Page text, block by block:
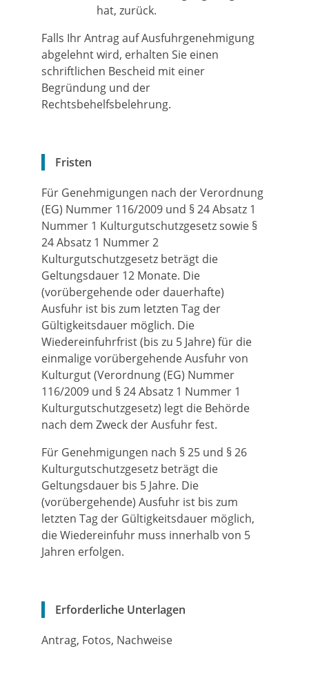
hat, zurück.
Falls Ihr Antrag auf Ausfuhrgenehmigung
abgelehnt wird, erhalten Sie einen
schriftlichen Bescheid mit einer
Begründung und der
Rechtsbehelfsbelehrung.
Fristen
Für Genehmigungen nach der Verordnung
(EG) Nummer 116/2009 und § 24 Absatz 1
Nummer 1 Kulturgutschutzgesetz sowie §
24 Absatz 1 Nummer 2
Kulturgutschutzgesetz beträgt die
Geltungsdauer 12 Monate. Die
(vorübergehende oder dauerhafte)
Ausfuhr ist bis zum letzten Tag der
Gültigkeitsdauer möglich. Die
Wiedereinfuhrfrist (bis zu 5 Jahre) für die
einmalige vorübergehende Ausfuhr von
Kulturgut (Verordnung (EG) Nummer
116/2009 und § 24 Absatz 1 Nummer 1
Kulturgutschutzgesetz) legt die Behörde
nach dem Zweck der Ausfuhr fest.
Für Genehmigungen nach § 25 und § 26
Kulturgutschutzgesetz beträgt die
Geltungsdauer bis 5 Jahre. Die
(vorübergehende) Ausfuhr ist bis zum
letzten Tag der Gültigkeitsdauer möglich,
die Wiedereinfuhr muss innerhalb von 5
Jahren erfolgen.
Erforderliche Unterlagen
Antrag, Fotos, Nachweise